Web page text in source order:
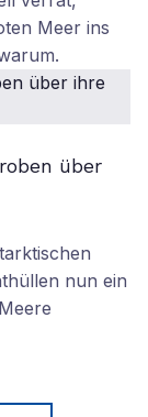
Meer ins
über
nun ein